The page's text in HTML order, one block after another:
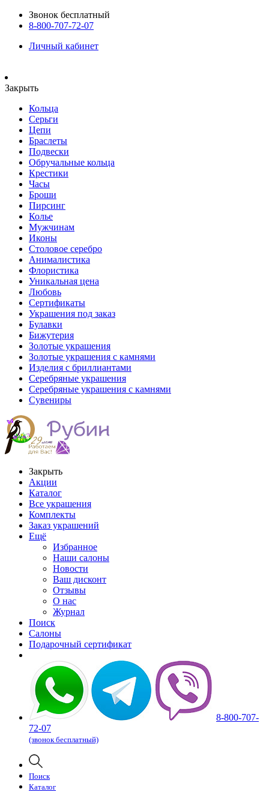
Звонок бесплатный
8-800-707-72-07
Личный кабинет
Закрыть
Кольца
Серьги
Цепи
Браслеты
Подвески
Обручальные кольца
Крестики
Часы
Броши
Пирсинг
Колье
Мужчинам
Иконы
Столовое серебро
Анималистика
Флористика
Уникальная цена
Любовь
Сертификаты
Украшения под заказ
Булавки
Бижутерия
Золотые украшения
Золотые украшения с камнями
Изделия с бриллиантами
Серебряные украшения
Серебряные украшения с камнями
Сувениры
Закрыть
Акции
Каталог
Все украшения
Комплекты
Заказ украшений
Ещё
Избранное
Наши салоны
Новости
Ваш дисконт
Отзывы
О нас
Журнал
Поиск
Салоны
Подарочный сертификат
8-800-707-
72-07
(звонок бесплатный)
Поиск
Каталог